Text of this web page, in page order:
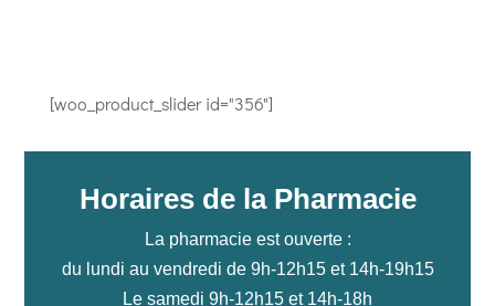
[woo_product_slider id="356"]
Horaires de la Pharmacie
La pharmacie est ouverte :
du lundi au vendredi de 9h-12h15 et 14h-19h15
Le samedi 9h-12h15 et 14h-18h